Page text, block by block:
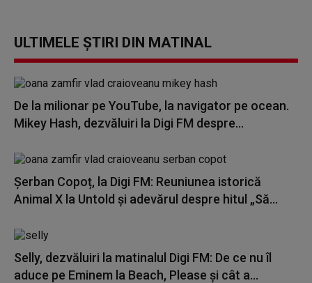
ULTIMELE ȘTIRI DIN MATINAL
De la milionar pe YouTube, la navigator pe ocean.
Mikey Hash, dezvăluiri la Digi FM despre...
Șerban Copoț, la Digi FM: Reuniunea istorică
Animal X la Untold și adevărul despre hitul „Să...
Selly, dezvăluiri la matinalul Digi FM: De ce nu îl
aduce pe Eminem la Beach, Please și cât a...